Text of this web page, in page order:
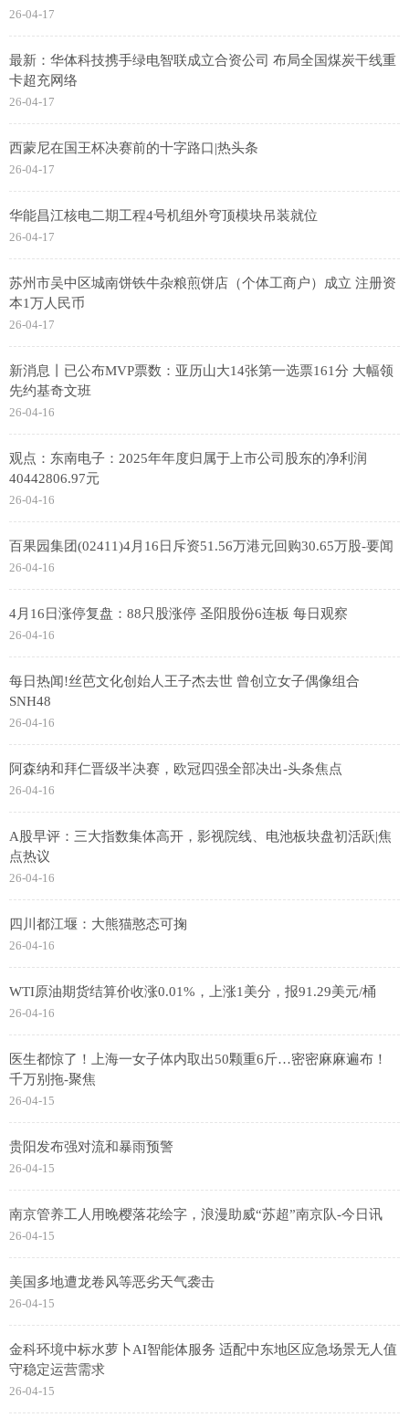
26-04-17
最新：华体科技携手绿电智联成立合资公司 布局全国煤炭干线重
卡超充网络
26-04-17
西蒙尼在国王杯决赛前的十字路口|热头条
26-04-17
华能昌江核电二期工程4号机组外穹顶模块吊装就位
26-04-17
苏州市吴中区城南饼铁牛杂粮煎饼店（个体工商户）成立 注册资
本1万人民币
26-04-17
新消息丨已公布MVP票数：亚历山大14张第一选票161分 大幅领
先约基奇文班
26-04-16
观点：东南电子：2025年年度归属于上市公司股东的净利润
40442806.97元
26-04-16
百果园集团(02411)4月16日斥资51.56万港元回购30.65万股-要闻
26-04-16
4月16日涨停复盘：88只股涨停 圣阳股份6连板 每日观察
26-04-16
每日热闻!丝芭文化创始人王子杰去世 曾创立女子偶像组合
SNH48
26-04-16
阿森纳和拜仁晋级半决赛，欧冠四强全部决出-头条焦点
26-04-16
A股早评：三大指数集体高开，影视院线、电池板块盘初活跃|焦
点热议
26-04-16
四川都江堰：大熊猫憨态可掬
26-04-16
WTI原油期货结算价收涨0.01%，上涨1美分，报91.29美元/桶
26-04-16
医生都惊了！上海一女子体内取出50颗重6斤…密密麻麻遍布！
千万别拖️-聚焦
26-04-15
贵阳发布强对流和暴雨预警
26-04-15
南京管养工人用晚樱落花绘字，浪漫助威“苏超”南京队-今日讯
26-04-15
美国多地遭龙卷风等恶劣天气袭击
26-04-15
金科环境中标水萝卜AI智能体服务 适配中东地区应急场景无人值
守稳定运营需求
26-04-15